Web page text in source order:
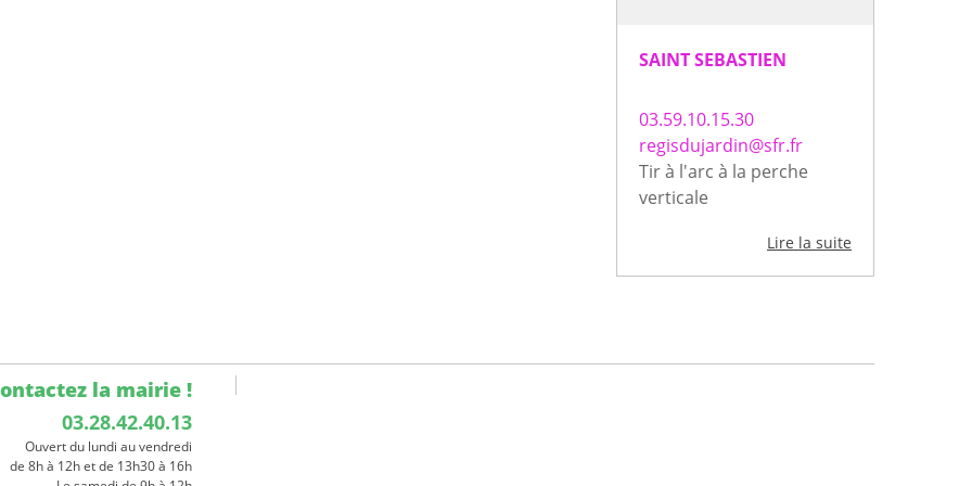
SAINT SEBASTIEN
03.59.10.15.30
regisdujardin@sfr.fr
Tir à l'arc à la perche
verticale
Lire la suite
la mairie !
03.28.42.40.13
Ouvert du lundi au vendredi
de 8h à 12h et de 13h30 à 16h